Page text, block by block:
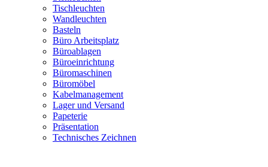
Tischleuchten
Wandleuchten
Basteln
Büro Arbeitsplatz
Büroablagen
Büroeinrichtung
Büromaschinen
Büromöbel
Kabelmanagement
Lager und Versand
Papeterie
Präsentation
Technisches Zeichnen